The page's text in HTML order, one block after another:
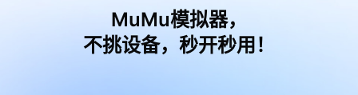
MuMu模拟器，
不挑设备，秒开秒用！